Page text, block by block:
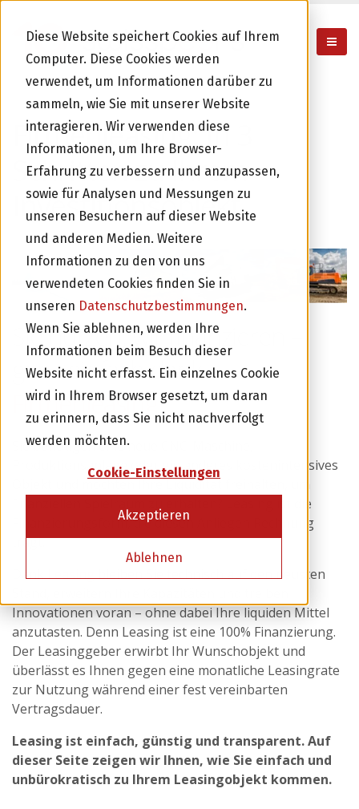
Diese Website speichert Cookies auf Ihrem
Computer. Diese Cookies werden
verwendet, um Informationen darüber zu
sammeln, wie Sie mit unserer Website
interagieren. Wir verwenden diese
Informationen, um Ihre Browser-
Erfahrung zu verbessern und anzupassen,
sowie für Analysen und Messungen zu
unseren Besuchern auf dieser Website
und anderen Medien. Weitere
Informationen zu den von uns
verwendeten Cookies finden Sie in
unseren Datenschutzbestimmungen.
Wenn Sie ablehnen, werden Ihre
Informationen beim Besuch dieser
Website nicht erfasst. Ein einzelnes Cookie
wird in Ihrem Browser gesetzt, um daran
zu erinnern, dass Sie nicht nachverfolgt
werden möchten.
Cookie-Einstellungen
Akzeptieren
Ablehnen

Firmenleasing: In 3
Schritten zu Ihrem
Investitionsobjekt
Sie nutzen, wir finanzieren –
ganz einfach dank
Firmenleasing
Sie benötigen eine neue CNC-Maschine,
Produktionsanlage oder ein anderes kostenintensives
Objekt und möchten Ihre Liquidität freihalten, um
finanziellen Spielraum zu erhalten? Leasing ist die
Finanzierungsform, die diesen Anliegen Rechnung
trägt.
DankLeasingbleiben Sie technisch auf den neusten
Innovationen voran – ohne dabei Ihre liquiden Mittel
anzutasten. Denn Leasing ist eine 100% Finanzierung.
Der Leasinggeber erwirbt Ihr Wunschobjekt und
überlässt es Ihnen gegen eine monatliche Leasingrate
zur Nutzung während einer fest vereinbarten
Vertragsdauer.
Leasing ist einfach, günstig und transparent. Auf
dieser Seite zeigen wir Ihnen, wie Sie einfach und
unbürokratisch zu Ihrem Leasingobjekt kommen.